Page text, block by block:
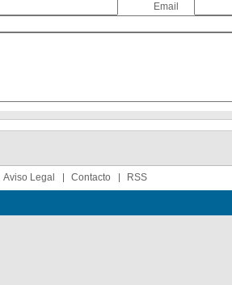
Email
Aviso Legal Contacto RSS